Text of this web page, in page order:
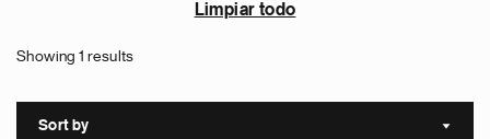
Limpiar todo
Showing 1 results
Sort by Sort